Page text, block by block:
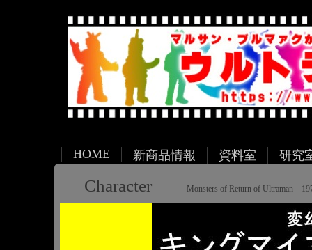
HOME 新商品情報 資料室 研究
Character Monsters of Return of Ultraman